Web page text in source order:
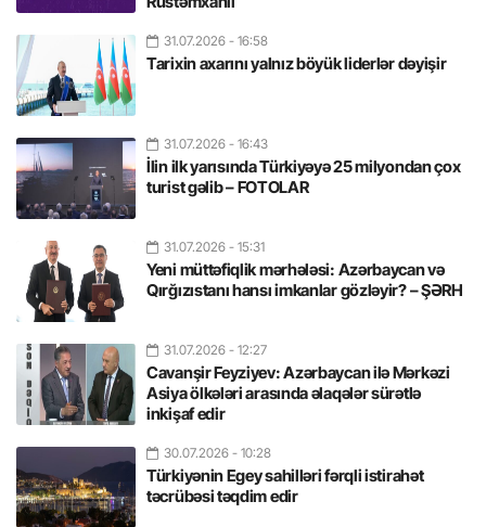
31.07.2026 - 16:58
Tarixin axarını yalnız böyük liderlər dəyişir
31.07.2026 - 16:43
İlin ilk yarısında Türkiyəyə 25 milyondan çox
turist gəlib – FOTOLAR
31.07.2026 - 15:31
Yeni müttəfiqlik mərhələsi: Azərbaycan və
Qırğızıstanı hansı imkanlar gözləyir? – ŞƏRH
31.07.2026 - 12:27
Cavanşir Feyziyev: Azərbaycan ilə Mərkəzi
Asiya ölkələri arasında əlaqələr sürətlə
inkişaf edir
30.07.2026 - 10:28
Türkiyənin Egey sahilləri fərqli istirahət
təcrübəsi təqdim edir